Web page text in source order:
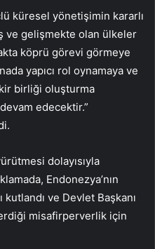
küresel yönetişimin kararlı
ve gelişmekte olan ülkeler
köprü görevi görmeye
yapıcı rol oynamaya ve
birliği oluşturma
edecektir.”
dolayısıyla
Endonezya’nın
kutlandı ve Devlet Başkanı
misafirperverlik için